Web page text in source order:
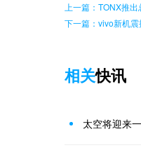
上一篇：TONX推
下一篇：vivo新机
相关快讯
太空将迎来